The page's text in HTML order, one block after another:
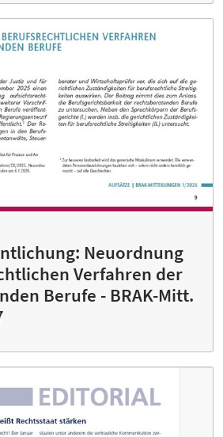
Neuordnung
Verfahren der
Berufe - BRAK-Mitt.